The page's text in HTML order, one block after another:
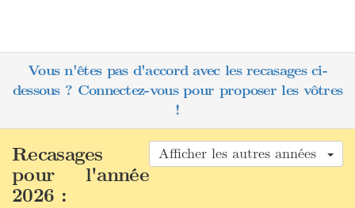
Vous n'êtes pas d'accord avec les recasages ci-
dessous ? Connectez-vous pour proposer les vôtres
!
Afficher les autres années
Recasages
pour l'année
2026 :